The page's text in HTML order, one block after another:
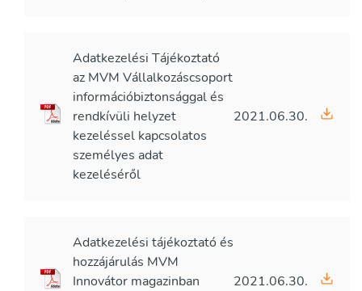
Adatkezelési Tájékoztató
az MVM Vállalkozáscsoport
információbiztonsággal és
rendkívüli helyzet
kezeléssel kapcsolatos
személyes adat
kezeléséről
2021.06.30.
Adatkezelési tájékoztató és
hozzájárulás MVM
Innovátor magazinban
2021.06.30.